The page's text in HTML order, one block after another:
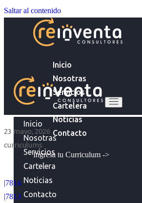
Saltar al contenido
Inicio
Nosotras
Servicios
Cartelera
Noticias
Contacto
Ingresa tu Curriculum ->
Inicio
Nosotras
Servicios
Cartelera
Noticias
Contacto
23 mayo, 2026
curriculums
|7814
|7813